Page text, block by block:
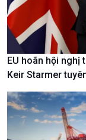
Xã hội
Tin Đời sống &
360 độ Sức khỏe
Chuyển đổi Xanh
Tài nguyên và Môi
Chuyên gia của
Xã hội chuyển
Bước chân đến
EU hoãn hội nghị
Keir Starmer